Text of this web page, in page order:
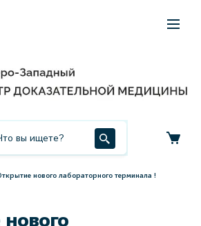
нового лабораторного терминала !